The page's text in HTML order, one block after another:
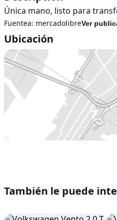
Única mano, listo para
Fuentea: mercadolibreVer
Ubicación
También le puede